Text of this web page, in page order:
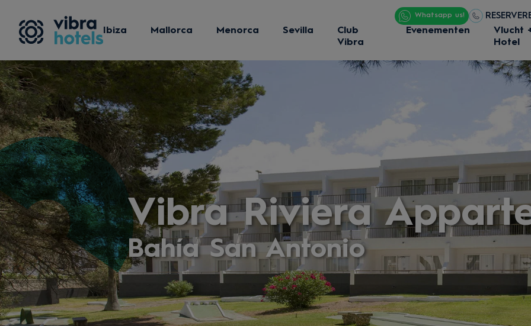
Whatsapp us!
Ibiza Mallorca Menorca Sevilla
Club
Vibra
Evenementen
Vlucht
Hotel
Vibra Riviera
Bahía San Antonio